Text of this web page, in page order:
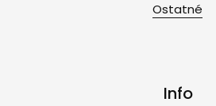
Ostatné
Info